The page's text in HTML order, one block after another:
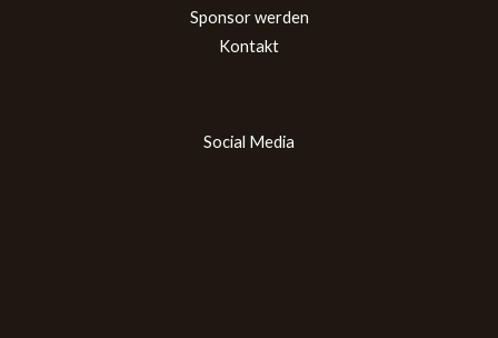
Sponsor werden
Kontakt
Social Media